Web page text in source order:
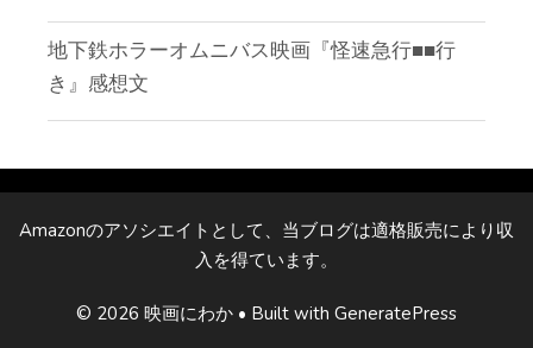
地下鉄ホラーオムニバス映画『怪速急行■■行
き』感想文
Amazonのアソシエイトとして、当ブログは適格販売により収
入を得ています。
© 2026 映画にわか • Built with GeneratePress